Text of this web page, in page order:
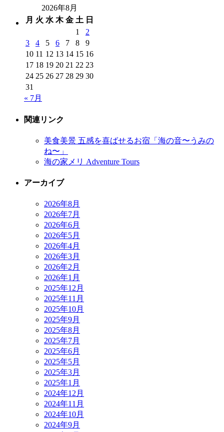
2026年8月
月 火 水 木 金 土 日
1
2
3
4 5 6 7 8
9
10 11 12 13 14 15 16
17 18 19 20 21 22 23
24 25 26 27 28 29 30
31
« 7月
関連リンク
美食美景 五感を喜ばせるお宿「海の音〜うみの
ね〜」
海の家メリ Adventure Tours
アーカイブ
2026年8月
2026年7月
2026年6月
2026年5月
2026年4月
2026年3月
2026年2月
2026年1月
2025年12月
2025年11月
2025年10月
2025年9月
2025年8月
2025年7月
2025年6月
2025年5月
2025年3月
2025年1月
2024年12月
2024年11月
2024年10月
2024年9月